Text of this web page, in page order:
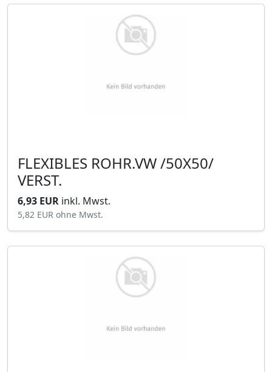
FLEXIBLES ROHR.VW /50X50/
VERST.
6,93 EUR inkl. Mwst.
5,82 EUR ohne Mwst.